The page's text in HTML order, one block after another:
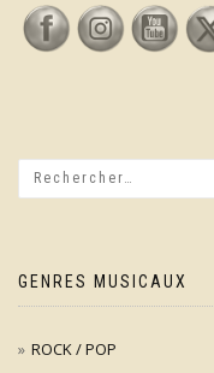
GENRES MUSICAUX
ROCK / POP